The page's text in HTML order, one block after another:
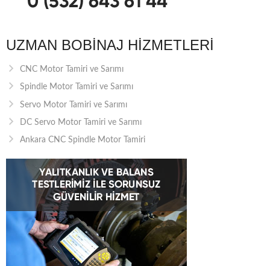
UZMAN BOBINAJ HIZMETLERI
CNC Motor Tamiri ve Sarımı
Spindle Motor Tamiri ve Sarımı
Servo Motor Tamiri ve Sarımı
DC Servo Motor Tamiri ve Sarımı
Ankara CNC Spindle Motor Tamiri